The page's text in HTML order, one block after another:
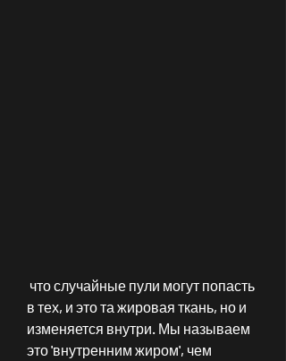
в тех, и это та жировая ткань, но и
изменяется внутри. Мы называем
это 'внутренним жиром', чем